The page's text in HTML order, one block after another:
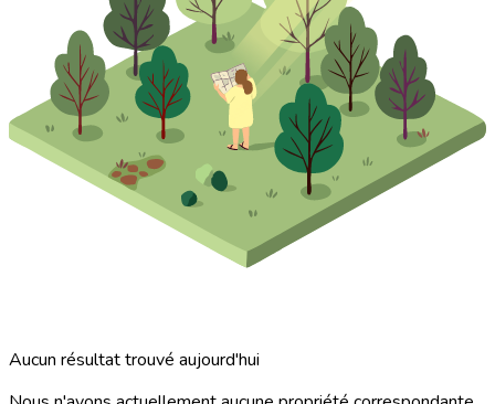
Aucun résultat trouvé aujourd'hui